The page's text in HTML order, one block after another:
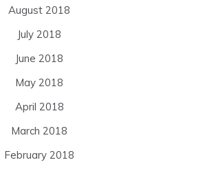
August 2018
July 2018
June 2018
May 2018
April 2018
March 2018
February 2018